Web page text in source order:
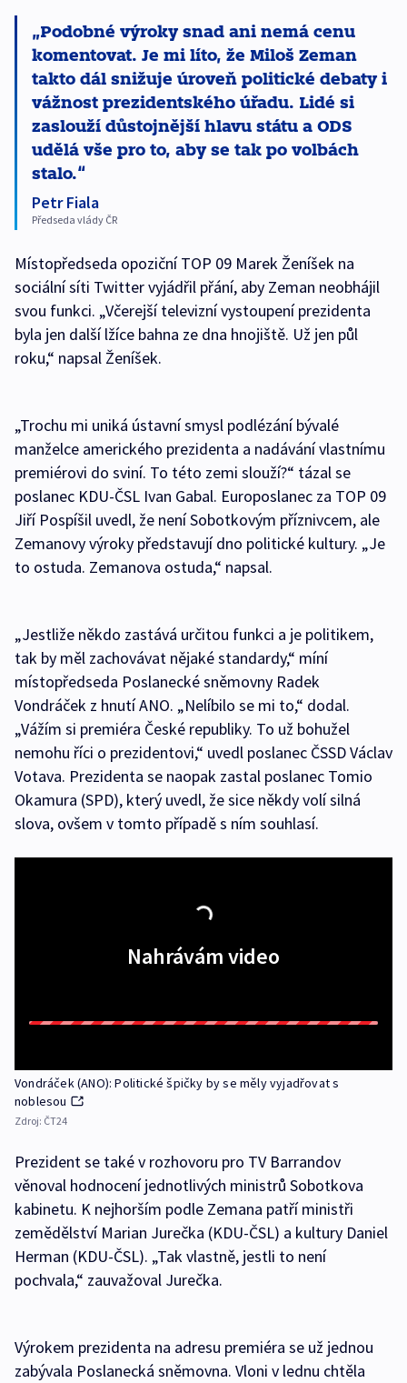
Podobné výroky snad ani nemá cenu
komentovat. Je mi líto, že Miloš Zeman
takto dál snižuje úroveň politické debaty i
vážnost prezidentského úřadu. Lidé si
zaslouží důstojnější hlavu státu a ODS
udělá vše pro to, aby se tak po volbách
stalo.
Petr Fiala
Předseda vlády ČR
Místopředseda opoziční TOP 09 Marek Ženíšek na
sociální síti Twitter vyjádřil přání, aby Zeman neobhájil
svou funkci. „Včerejší televizní vystoupení prezidenta
byla jen další lžíce bahna ze dna hnojiště. Už jen půl
roku,“ napsal Ženíšek.
„Trochu mi uniká ústavní smysl podlézání bývalé
manželce amerického prezidenta a nadávání vlastnímu
premiérovi do sviní. To této zemi slouží?“ tázal se
poslanec KDU-ČSL Ivan Gabal. Europoslanec za TOP 09
Jiří Pospíšil uvedl, že není Sobotkovým příznivcem, ale
Zemanovy výroky představují dno politické kultury. „Je
to ostuda. Zemanova ostuda,“ napsal.
„Jestliže někdo zastává určitou funkci a je politikem,
tak by měl zachovávat nějaké standardy,“ míní
místopředseda Poslanecké sněmovny Radek
Vondráček z hnutí ANO. „Nelíbilo se mi to,“ dodal.
„Vážím si premiéra České republiky. To už bohužel
nemohu říci o prezidentovi,“ uvedl poslanec ČSSD Václav
Votava. Prezidenta se naopak zastal poslanec Tomio
Okamura (SPD), který uvedl, že sice někdy volí silná
slova, ovšem v tomto případě s ním souhlasí.
Nahrávám video
Vondráček (ANO): Politické špičky by se měly vyjadřovat s
noblesou
Zdroj: ČT24
Prezident se také v rozhovoru pro TV Barrandov
věnoval hodnocení jednotlivých ministrů Sobotkova
kabinetu. K nejhorším podle Zemana patří ministři
zemědělství Marian Jurečka (KDU-ČSL) a kultury Daniel
Herman (KDU-ČSL). „Tak vlastně, jestli to není
pochvala,“ zauvažoval Jurečka.
Výrokem prezidenta na adresu premiéra se už jednou
zabývala Poslanecká sněmovna. Vloni v lednu chtěla